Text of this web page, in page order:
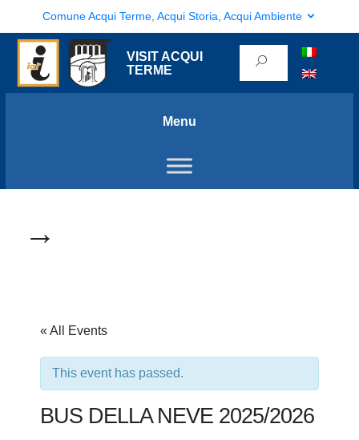
Comune Acqui Terme, Acqui Storia, Acqui Ambiente
VISIT ACQUI
TERME
Menu
→
« All Events
This event has passed.
BUS DELLA NEVE 2025/2026